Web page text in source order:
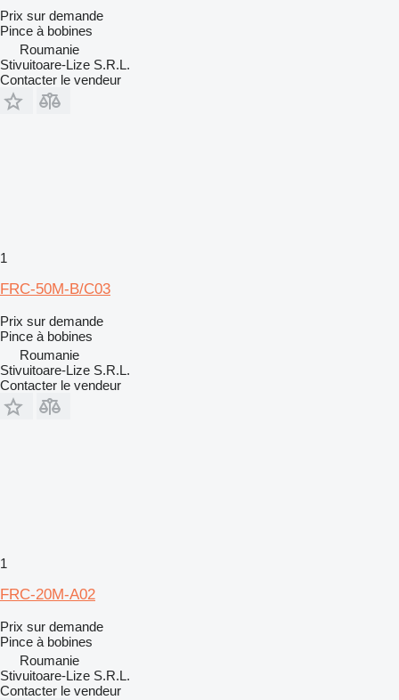
Prix sur demande
Pince à bobines
Roumanie
Stivuitoare-Lize S.R.L.
Contacter le vendeur
1
FRC-50M-B/C03
Prix sur demande
Pince à bobines
Roumanie
Stivuitoare-Lize S.R.L.
Contacter le vendeur
1
FRC-20M-A02
Prix sur demande
Pince à bobines
Roumanie
Stivuitoare-Lize S.R.L.
Contacter le vendeur